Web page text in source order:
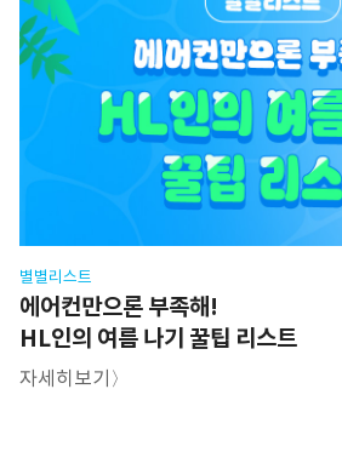
별별리스트
에어컨만으론 부족해!
HL인의 여름 나기 꿀팁 리스트​
자세히보기〉